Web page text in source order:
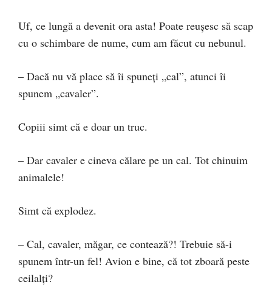
Uf, ce lungă a devenit ora asta! Poate reușesc să scap
cu o schimbare de nume, cum am făcut cu nebunul.
– Dacă nu vă place să îi spuneți „cal”, atunci îi
spunem „cavaler”.
Copiii simt că e doar un truc.
– Dar cavaler e cineva călare pe un cal. Tot chinuim
animalele!
Simt că explodez.
– Cal, cavaler, măgar, ce contează?! Trebuie să-i
spunem într-un fel! Avion e bine, că tot zboară peste
ceilalți?